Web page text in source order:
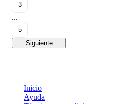
3
...
5
Siguiente
Inicio
Ayuda